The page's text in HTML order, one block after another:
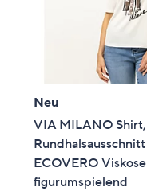
Neu
VIA MILANO
ECOVERO Viskose
figurumspielend